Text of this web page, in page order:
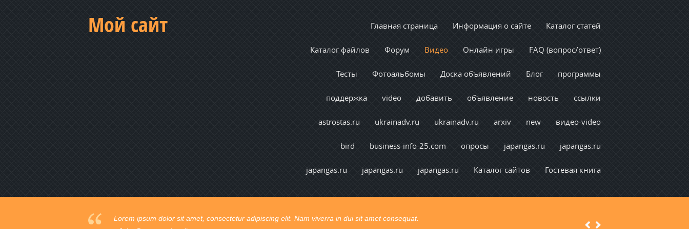
Мой сайт Главная страница Информация о сайте Каталог статей
Каталог файлов Форум Видео Онлайн игры FAQ (вопрос/ответ)
Тесты Фотоальбомы Доска объявлений Блог программы
поддержка video добавить объявление новость ссылки
astrostas.ru ukrainadv.ru ukrainadv.ru arxiv new видео-video
bird business-info-25.com опросы japangas.ru japangas.ru
japangas.ru japangas.ru japangas.ru Каталог сайтов Гостевая книга
Praesent vestibulum commodo mi eget congue. Ut pretium vel lectus vel consectetur.
Previous